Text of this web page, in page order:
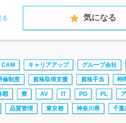
る 気になる
CAM キャリアアップ グループ会社
修制度 資格取得支援 資格手当 時
暇 寮 AV IT PG PL
品質管理 東京都 神奈川県 千葉